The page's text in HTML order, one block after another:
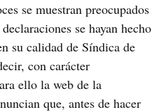
se muestran preocupados
se hayan hecho
su calidad de Síndica de
con carácter
ello la web de la
que, antes de hacer